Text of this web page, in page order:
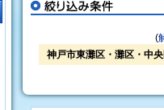
(
神戸市東灘区・灘区・中